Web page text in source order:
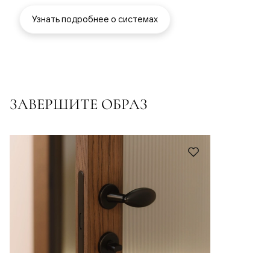
Узнать подробнее о системах
ЗАВЕРШИТЕ ОБРАЗ